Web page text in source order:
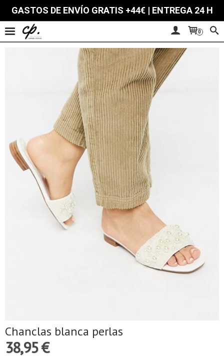
GASTOS DE ENVÍO GRATIS +44€ | ENTREGA 24 H
0
Chanclas blanca perlas
38,95 €